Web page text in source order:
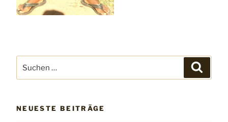
nach:
NEUESTE BEITRÄGE